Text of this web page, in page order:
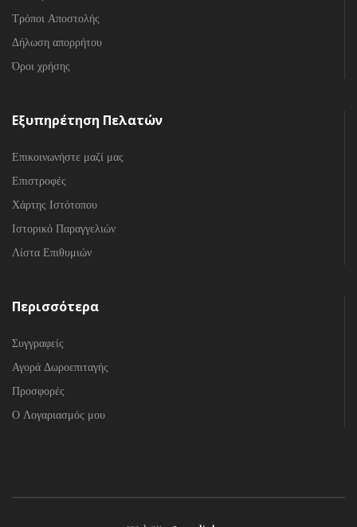
Τρόποι Αποστολής
Δήλωση απορρήτου
Όροι χρήσης
Εξυπηρέτηση Πελατών
Επικοινωνήστε μαζί μας
Επιστροφές
Χάρτης Ιστότοπου
Ιστορικό Παραγγελιών
Λίστα Επιθυμιών
Περισσότερα
Συγγραφείς
Αγορά Δωροεπιταγής
Προσφορές
Ο Λογαριασμός μου